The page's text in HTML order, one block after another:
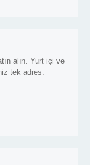
alın. Yurt içi ve
tek adres.